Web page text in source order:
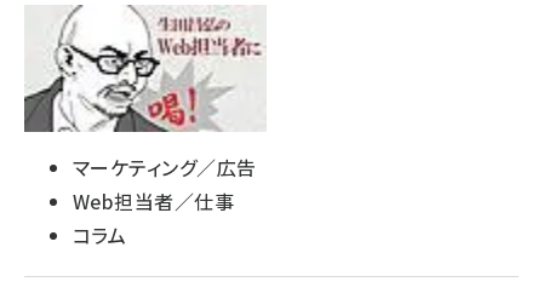
マーケティング／広告
Web担当者／仕事
コラム